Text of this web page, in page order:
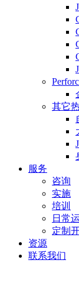
其它
服务
咨询
实施
培训
日常
定制
资源
联系我们